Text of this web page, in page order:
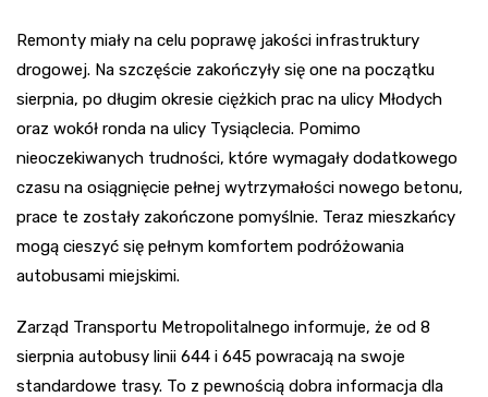
Remonty miały na celu poprawę jakości infrastruktury
drogowej. Na szczęście zakończyły się one na początku
sierpnia, po długim okresie ciężkich prac na ulicy Młodych
oraz wokół ronda na ulicy Tysiąclecia. Pomimo
nieoczekiwanych trudności, które wymagały dodatkowego
czasu na osiągnięcie pełnej wytrzymałości nowego betonu,
prace te zostały zakończone pomyślnie. Teraz mieszkańcy
mogą cieszyć się pełnym komfortem podróżowania
autobusami miejskimi.
Zarząd Transportu Metropolitalnego informuje, że od 8
sierpnia autobusy linii 644 i 645 powracają na swoje
standardowe trasy. To z pewnością dobra informacja dla